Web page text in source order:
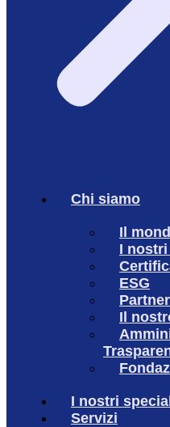
Chi siamo
Il
I
ESG
Il
I nostri
Servizi